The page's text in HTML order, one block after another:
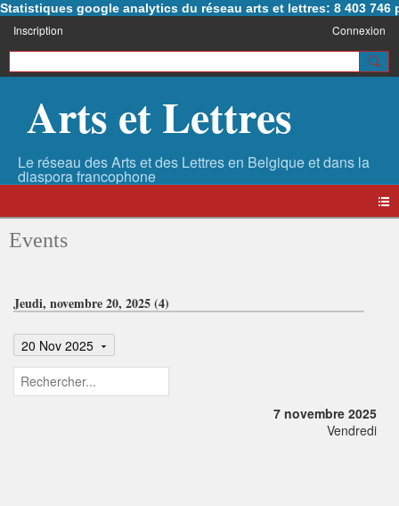
Statistiques google analytics du réseau arts et lettres: 8 403 746
Inscription Connexion
Arts et Lettres
Events
Jeudi, novembre 20, 2025 (4)
20 Nov 2025
7 novembre 2025
Vendredi